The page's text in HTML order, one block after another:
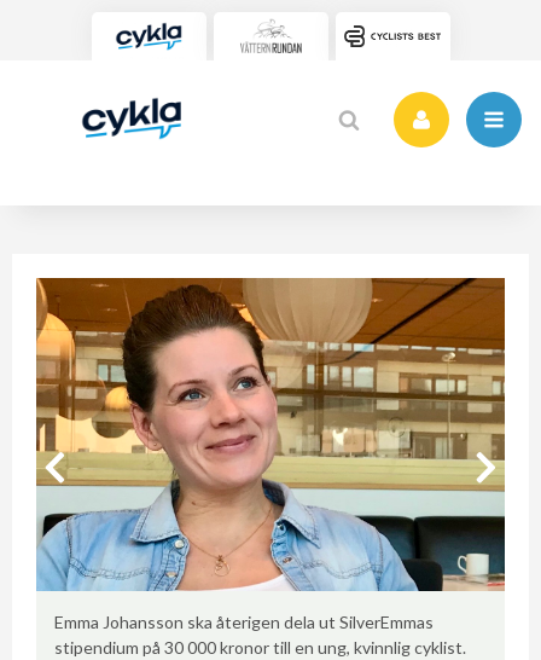
Emma Johansson ska återigen dela ut SilverEmmas
stipendium på 30 000 kronor till en ung, kvinnlig cyklist.